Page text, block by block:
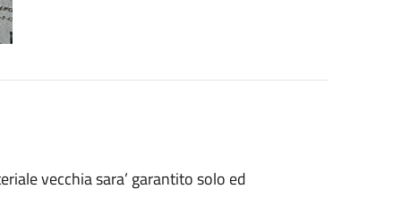
vecchia sara’ garantito solo ed